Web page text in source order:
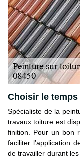
Choisir le
Spécialiste de la
travaux toiture est
finition. Pour un bon
faciliter l’application
de travailler durant